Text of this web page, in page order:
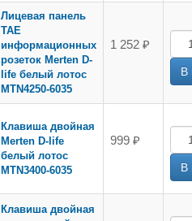
Лицевая панель
TAE
информационных
розеток Merten D-
life белый лотос
MTN4250-6035
1 252 ₽
Клавиша двойная
Merten D-life
белый лотос
MTN3400-6035
999 ₽
Клавиша двойная